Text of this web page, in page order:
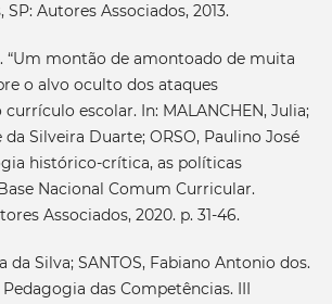
SP: Autores Associados, 2013.
“Um montão de amontoado de muita
o alvo oculto dos ataques
escolar. In: MALANCHEN, Julia;
da Silveira Duarte; ORSO, Paulino José
histórico-crítica, as políticas
Nacional Comum Curricular.
Associados, 2020. p. 31-46.
da Silva; SANTOS, Fabiano Antonio dos.
das Competências. III